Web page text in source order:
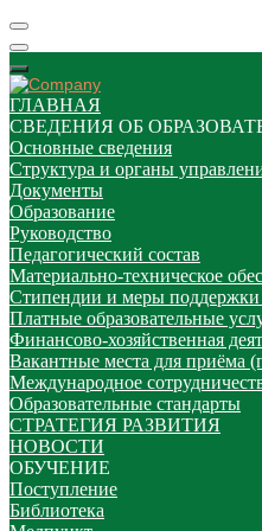
ГЛАВНАЯ
СВЕДЕНИЯ ОБ
Основные сведения
Структура и органы
Документы
Образование
Руководство
Педагогический состав
Материально-техническое
Стипендии и меры
Платные образовательные
Финансово-хозяйственная
Вакантные места для приёма
Международное
Образовательные стандарты
СТРАТЕГИЯ РАЗВИТИЯ
НОВОСТИ
ОБУЧЕНИЕ
Поступление
Библиотека